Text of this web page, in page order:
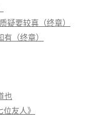
疑要较真（终章）
（终章）
也
友人》